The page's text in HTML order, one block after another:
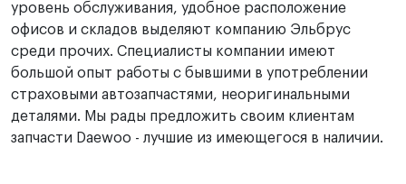
уровень обслуживания, удобное расположение
офисов и складов выделяют компанию Эльбрус
среди прочих. Специалисты компании имеют
большой опыт работы с бывшими в употреблении
страховыми автозапчастями, неоригинальными
деталями. Мы рады предложить своим клиентам
запчасти Daewoo - лучшие из имеющегося в наличии.